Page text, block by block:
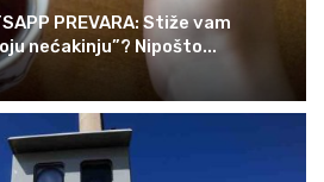
PREVARA: Stiže vam
nećakinju”? Nipošto...